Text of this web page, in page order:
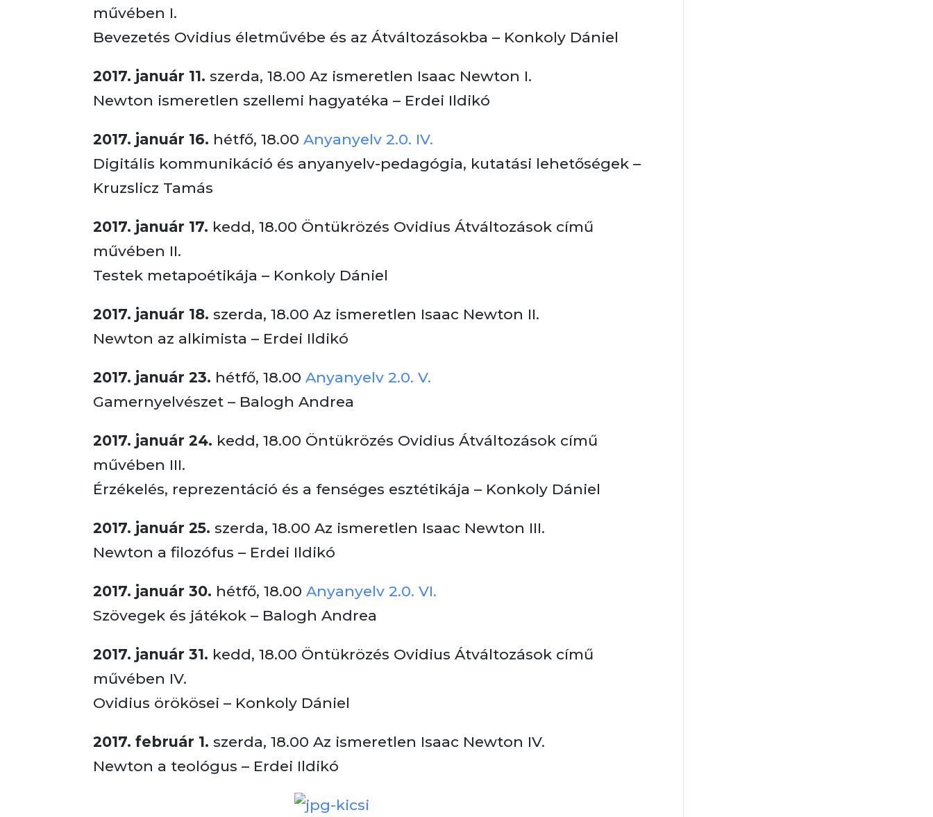
művében I.
Bevezetés Ovidius életművébe és az Átváltozásokba – Konkoly Dániel
2017. január 11. szerda, 18.00 Az ismeretlen Isaac Newton I.
Newton ismeretlen szellemi hagyatéka – Erdei Ildikó
2017. január 16. hétfő, 18.00Anyanyelv 2.0. IV.
Digitális kommunikáció és anyanyelv-pedagógia, kutatási lehetőségek –
Kruzslicz Tamás
2017. január 17. kedd, 18.00 Öntükrözés Ovidius Átváltozások című
művében II.
Testek metapoétikája – Konkoly Dániel
2017. január 18. szerda, 18.00 Az ismeretlen Isaac Newton II.
Newton az alkimista – Erdei Ildikó
2017. január 23. hétfő, 18.00Anyanyelv 2.0. V.
Gamernyelvészet – Balogh Andrea
2017. január 24. kedd, 18.00 Öntükrözés Ovidius Átváltozások című
művében III.
Érzékelés, reprezentáció és a fenséges esztétikája – Konkoly Dániel
2017. január 25. szerda, 18.00 Az ismeretlen Isaac Newton III.
Newton a filozófus – Erdei Ildikó
2017. január 30. hétfő, 18.00Anyanyelv 2.0. VI.
Szövegek és játékok – Balogh Andrea
2017. január 31. kedd, 18.00 Öntükrözés Ovidius Átváltozások című
művében IV.
Ovidius örökösei – Konkoly Dániel
2017. február 1. szerda, 18.00 Az ismeretlen Isaac Newton IV.
Newton a teológus – Erdei Ildikó